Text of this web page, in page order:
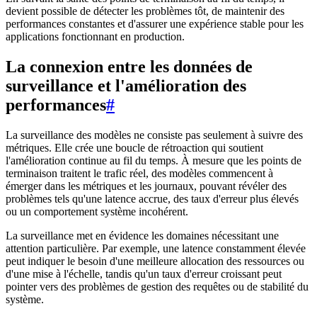
devient possible de détecter les problèmes tôt, de maintenir des
performances constantes et d'assurer une expérience stable pour les
applications fonctionnant en production.
La connexion entre les données de
surveillance et l'amélioration des
performances#
La surveillance des modèles ne consiste pas seulement à suivre des
métriques. Elle crée une boucle de rétroaction qui soutient
l'amélioration continue au fil du temps. À mesure que les points de
terminaison traitent le trafic réel, des modèles commencent à
émerger dans les métriques et les journaux, pouvant révéler des
problèmes tels qu'une latence accrue, des taux d'erreur plus élevés
ou un comportement système incohérent.
La surveillance met en évidence les domaines nécessitant une
attention particulière. Par exemple, une latence constamment élevée
peut indiquer le besoin d'une meilleure allocation des ressources ou
d'une mise à l'échelle, tandis qu'un taux d'erreur croissant peut
pointer vers des problèmes de gestion des requêtes ou de stabilité du
système.